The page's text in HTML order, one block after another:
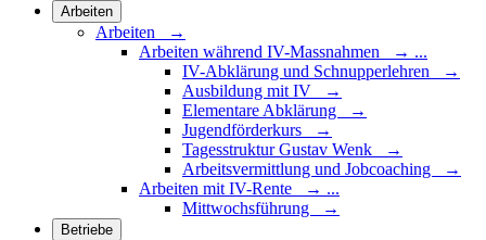
Arbeiten
Arbeiten →
Arbeiten während IV-Massnahmen
→ ...
IV-Abklärung und Schnupperlehren →
Ausbildung mit IV →
Elementare Abklärung →
Jugendförderkurs →
Tagesstruktur Gustav Wenk →
Arbeitsvermittlung und Jobcoaching →
Arbeiten mit IV-Rente
→ ...
Mittwochsführung →
Betriebe